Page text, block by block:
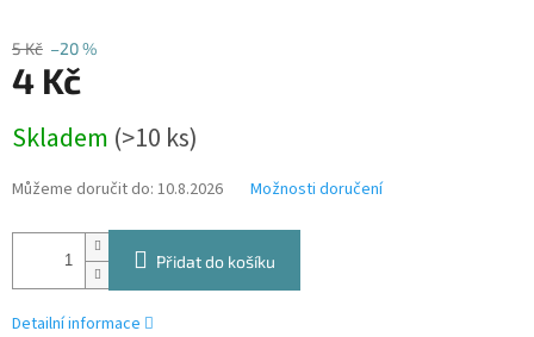
5 Kč –20 %
4 Kč
cena:
Skladem (>10 ks)
Můžeme doručit do: 10.8.2026 Možnosti doručení
Přidat do košíku
Detailní informace